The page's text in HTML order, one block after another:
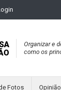
Organizar e
como os
Fotos Opinião